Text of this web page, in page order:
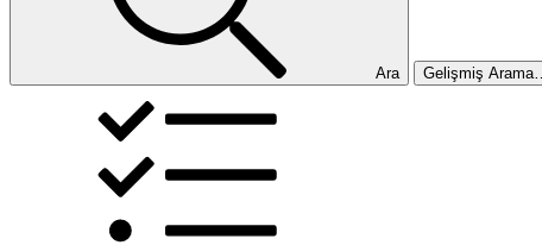
Ara Gelişmiş Arama…